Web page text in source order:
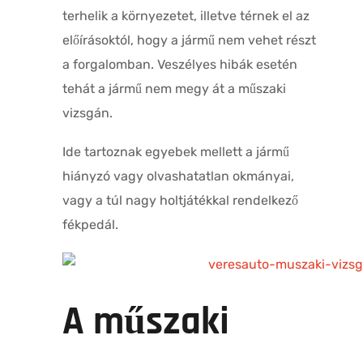
terhelik a környezetet, illetve térnek el az
előírásoktól, hogy a jármű nem vehet részt
a forgalomban. Veszélyes hibák esetén
tehát a jármű nem megy át a műszaki
vizsgán.
Ide tartoznak egyebek mellett a jármű
hiányzó vagy olvashatatlan okmányai,
vagy a túl nagy holtjátékkal rendelkező
fékpedál.
A műszaki